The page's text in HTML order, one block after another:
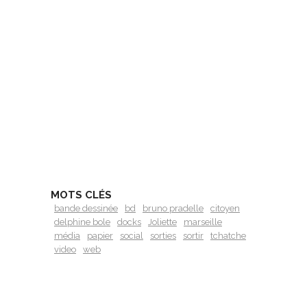
MOTS CLÉS
bande dessinée bd bruno pradelle
citoyen
delphine bole
docks Joliette
marseille
média
papier social sorties sortir
tchatche
video
web